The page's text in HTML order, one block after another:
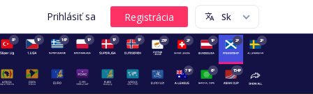
Prihlásiť sa
8P 1P 16P 1P 1P 1P 23P 2P 1P 2P 2P
71P 6P 154P